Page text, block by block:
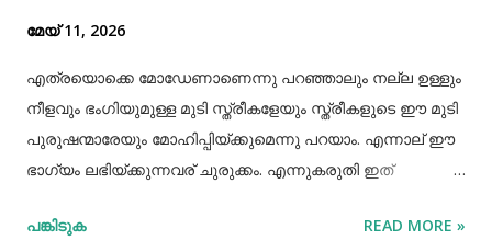
മേയ് 11, 2026
എത്രയൊക്കെ മോഡേണാണെന്നു പറഞ്ഞാലും നല്ല ഉള്ളും
നീളവും ഭംഗിയുമുള്ള മുടി സ്ത്രീകളേയും സ്ത്രീകളുടെ ഈ മുടി
പുരുഷന്മാരേയും മോഹിപ്പിയ്ക്കുമെന്നു പറയാം. എന്നാല് ഈ
ഭാഗ്യം ലഭിയ്ക്കുന്നവര് ചുരുക്കം. എന്നുകരുതി ഇത്
സഹായിക്കുന്ന ചില വഴികളെക്കുറിച്ചറിയൂ,മുടി വളര്‍ച്ചയ്ക്ക്
പങ്കിടുക READ MORE »